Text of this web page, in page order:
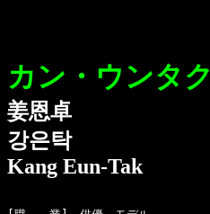
カン・ウンタク
姜恩卓
강은탁
Kang Eun-Tak